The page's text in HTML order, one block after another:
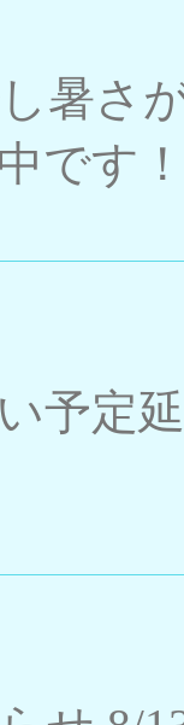
暑さ
です
予定